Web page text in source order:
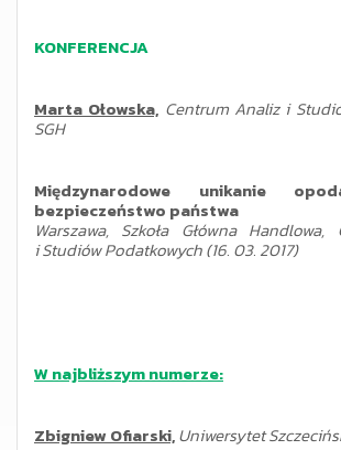
KONFERENCJA
Marta Ołowska, Centrum Analiz i
SGH
Międzynarodowe unikanie
bezpieczeństwo państwa
Warszawa, Szkoła Główna
i Studiów Podatkowych (16. 03. 2017)
W najbliższym numerze:
Zbigniew Ofiarski,Uniwersytet